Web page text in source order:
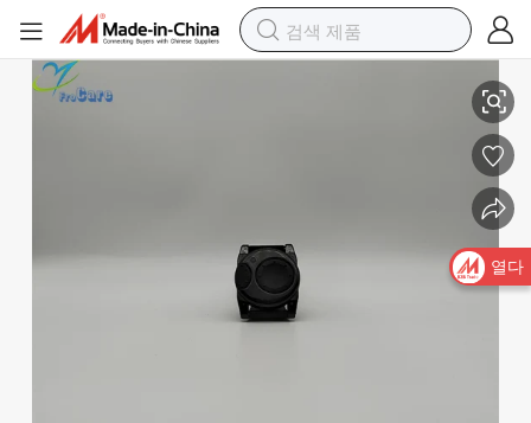
무선 전자기기 가격 위험 회피 비상 호출 벨 소스 팬니크 버튼 화장실
열다